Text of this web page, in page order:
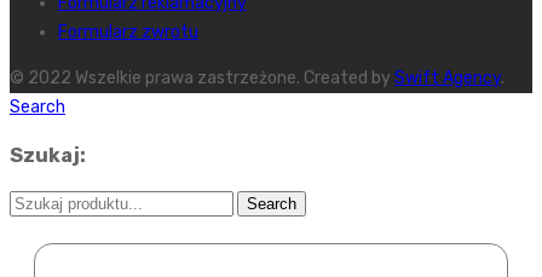
Formularz zwrotu
© 2022 Wszelkie prawa zastrzeżone. Created by Swift Agency.
Search
Szukaj: